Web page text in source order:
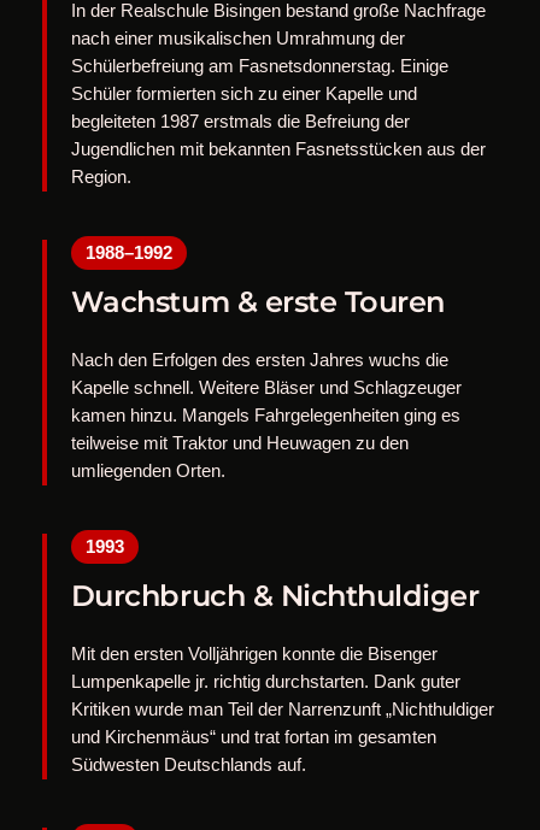
In der Realschule Bisingen bestand große Nachfrage
nach einer musikalischen Umrahmung der
Schülerbefreiung am Fasnetsdonnerstag. Einige
Schüler formierten sich zu einer Kapelle und
begleiteten 1987 erstmals die Befreiung der
Jugendlichen mit bekannten Fasnetsstücken aus der
Region.
1988–1992
Wachstum & erste Touren
Nach den Erfolgen des ersten Jahres wuchs die
Kapelle schnell. Weitere Bläser und Schlagzeuger
kamen hinzu. Mangels Fahrgelegenheiten ging es
teilweise mit Traktor und Heuwagen zu den
umliegenden Orten.
1993
Durchbruch & Nichthuldiger
Mit den ersten Volljährigen konnte die Bisenger
Lumpenkapelle jr. richtig durchstarten. Dank guter
Kritiken wurde man Teil der Narrenzunft „Nichthuldiger
und Kirchenmäus“ und trat fortan im gesamten
Südwesten Deutschlands auf.